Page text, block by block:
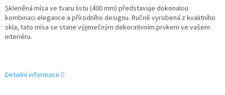
Skleněná mísa ve tvaru listu (400 mm) představuje dokonalou
kombinaci elegance a přírodního designu. Ručně vyrobená z kvalitního
skla, tato mísa se stane výjimečným dekorativním prvkem ve vašem
interiéru.
Detailní informace